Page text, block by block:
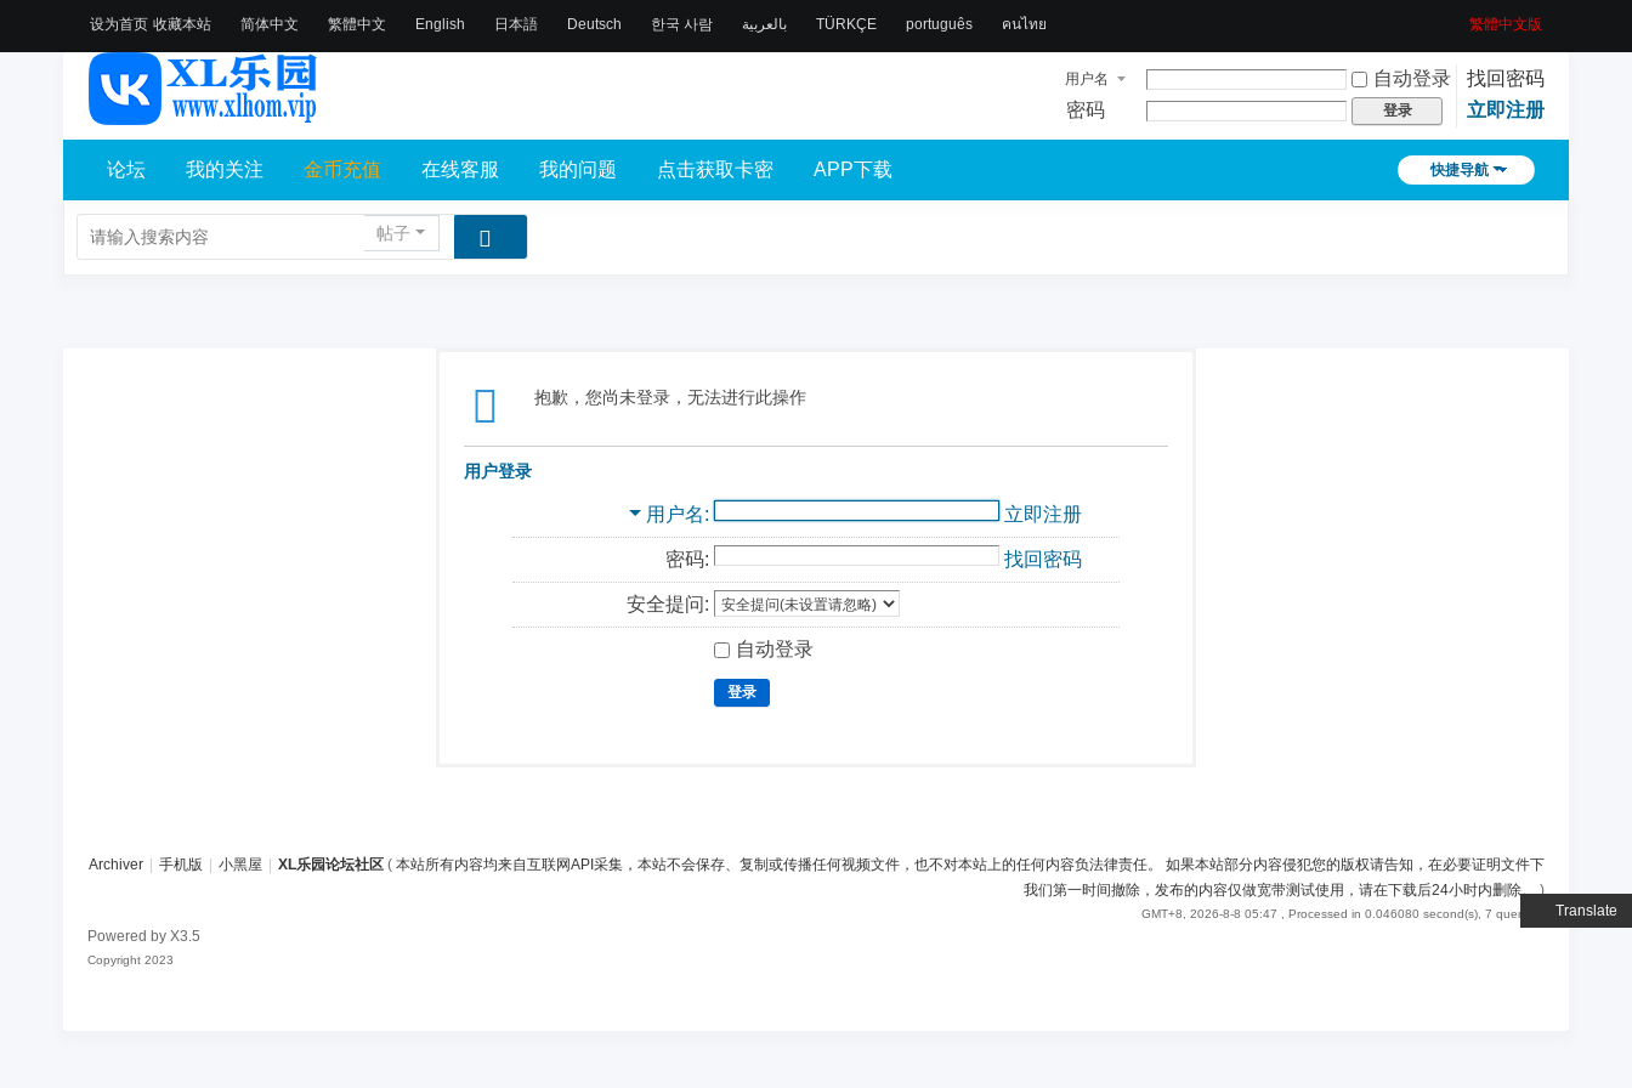
设为首页 收藏本站
Translate
简体中文 繁體中文 English 日本語 Deutsch 한국 사람 بالعربية TÜRKÇE português คนไทย 繁體中文版
用户名 自动登录
找回密码
密码
登录 立即注册
快捷导航
论坛 我的关注 金币充值 在线客服 我的问题 点击获取卡密 APP下载
帖子
抱歉，您尚未登录，无法进行此操作
用户登录
用户名 立即注册
密码: 找回密码
安全提问:
自动登录
登录
Archiver 手机版 小黑屋 XL乐园论坛社区 ( 本站所有内容均来自互联网API采集，本站不会保存、复制或传播任何视频文件，也不对本站上的任何内容负法律责任。 如果本站部分内容侵犯您的版权请告知，在必要证明文件下
我们第一时间撤除，发布的内容仅做宽带测试使用，请在下载后24小时内删除。)
GMT+8, 2026-8-8 05:47 , Processed in 0.046080 second(s), 7 queries .
Powered by X3.5
Copyright 2023